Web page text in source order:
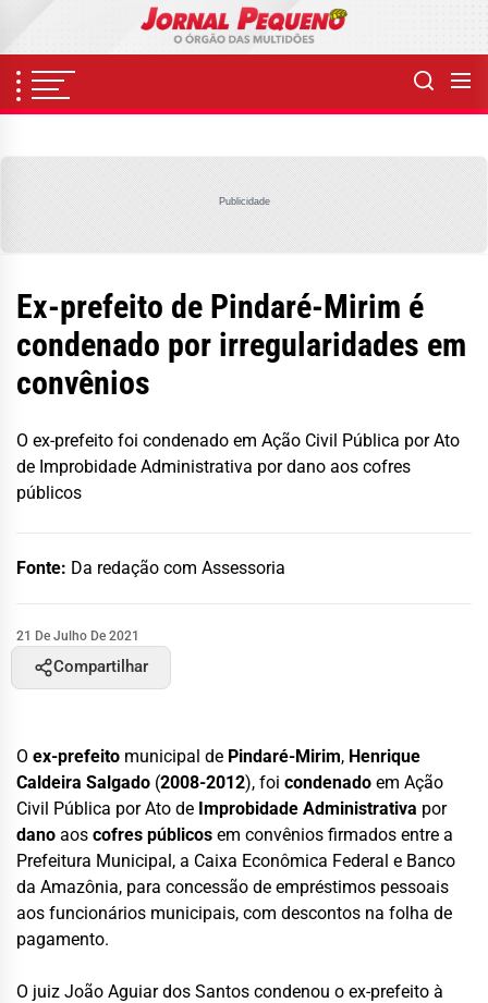
content
Publicidade
Ex-prefeito de Pindaré-Mirim é
condenado por irregularidades em
convênios
O ex-prefeito foi condenado em Ação Civil Pública por Ato
de Improbidade Administrativa por dano aos cofres
públicos
Fonte: Da redação com Assessoria
21 De Julho De 2021
Compartilhar
O ex-prefeito municipal de Pindaré-Mirim, Henrique
Caldeira Salgado (2008-2012), foi condenado em Ação
Civil Pública por Ato de Improbidade Administrativa por
dano aos cofres públicos em convênios firmados entre a
Prefeitura Municipal, a Caixa Econômica Federal e Banco
da Amazônia, para concessão de empréstimos pessoais
aos funcionários municipais, com descontos na folha de
pagamento.
O juiz João Aguiar dos Santos condenou o ex-prefeito à